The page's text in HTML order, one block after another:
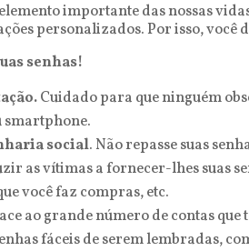
importante das nossas
personalizados. Por isso, você
senhas!
Cuidado para que ninguém
smartphone.
social. Não repasse suas
as vítimas a fornecer-lhes suas
você faz compras, etc.
ao grande número de contas que
fáceis de serem lembradas,